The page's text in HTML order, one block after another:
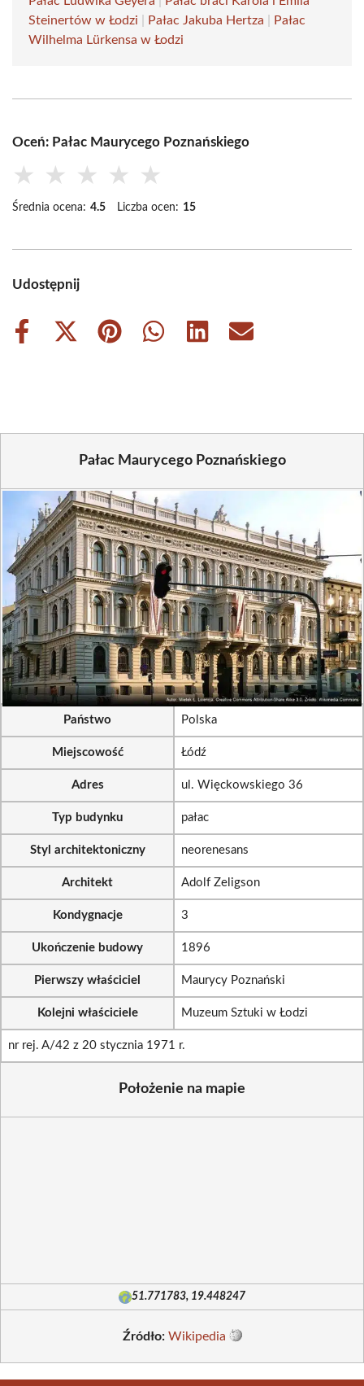
Steinertów w Łodzi
Pałac Jakuba Hertza
Pałac
Wilhelma Lürkensa w Łodzi
Oceń: Pałac Maurycego Poznańskiego
★ ★ ★ ★ ★
Średnia ocena: 4.5 Liczba ocen: 15
Udostępnij
Share
Share
Share
Share
Share
Share
Pałac Maurycego Poznańskiego
Państwo Polska
Miejscowość Łódź
Adres ul. Więckowskiego 36
Typ budynku pałac
Styl architektoniczny neorenesans
Architekt Adolf Zeligson
Kondygnacje 3
Ukończenie budowy 1896
Pierwszy właściciel Maurycy Poznański
Kolejni właściciele Muzeum Sztuki w Łodzi
nr rej. A/42 z 20 stycznia 1971 r.
Położenie na mapie
51.771783, 19.448247
Źródło: Wikipedia